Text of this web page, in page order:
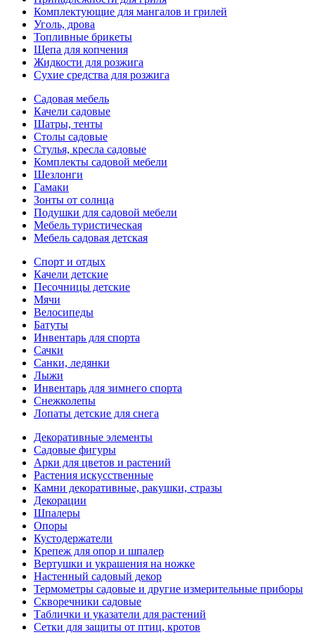
Комплектующие для мангалов и грилей
Уголь, дрова
Топливные брикеты
Щепа для копчения
Жидкости для розжига
Сухие средства для розжига
Садовая мебель
Качели садовые
Шатры, тенты
Столы садовые
Стулья, кресла садовые
Комплекты садовой мебели
Шезлонги
Гамаки
Зонты от солнца
Подушки для садовой мебели
Мебель туристическая
Мебель садовая детская
Спорт и отдых
Качели детские
Песочницы детские
Мячи
Велосипеды
Батуты
Инвентарь для спорта
Сачки
Санки, ледянки
Лыжи
Инвентарь для зимнего спорта
Снежколепы
Лопаты детские для снега
Декоративные элементы
Садовые фигуры
Арки для цветов и растений
Растения искусственные
Камни декоративные, ракушки, стразы
Декорации
Шпалеры
Опоры
Кустодержатели
Крепеж для опор и шпалер
Вертушки и украшения на ножке
Настенный садовый декор
Термометры садовые и другие измерительные приборы
Скворечники садовые
Таблички и указатели для растений
Сетки для защиты от птиц, кротов